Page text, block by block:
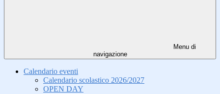
Menu di
navigazione
Calendario eventi
Calendario scolastico 2026/2027
OPEN DAY